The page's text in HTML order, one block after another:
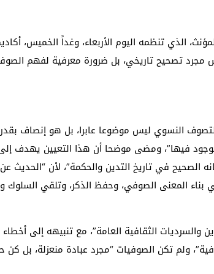
مادة الكبتاجون إلى الخليج
القناة الإنجليزية باتجاه بريطانيا
ونصف
الذي تنظمه اليوم الأربعاء، وغداً الخميس،
مجرد تصحيح تاريخي، بل ضرورة معرفية لفهم
“التصوف النسوي ليس موضوعا عابرا، بل هو
فيها”، ومضى موضحا أن هذا التعيين
الصحيح في تاريخ التدين والحكمة”، لأن “الحديث
المعنى الصوفي، وحفظ الذكر، وتلقي السلوك
الثقافية العامة”، مع تنبيهه إلى
ولم تكن الصوفيات “مجرد عبادة منعزلة، بل